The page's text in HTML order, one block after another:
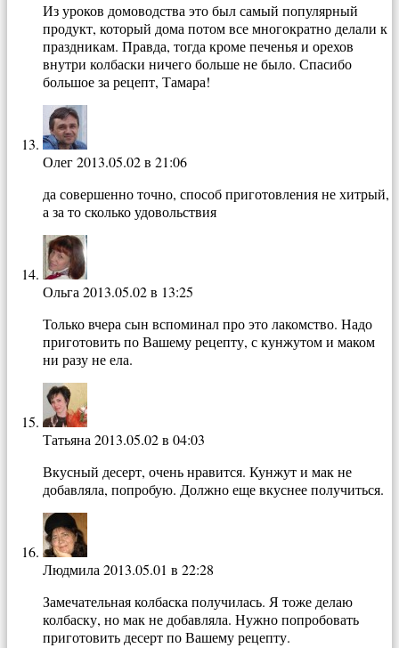
Из уроков домоводства это был самый популярный
продукт, который дома потом все многократно делали к
праздникам. Правда, тогда кроме печенья и орехов
внутри колбаски ничего больше не было. Спасибо
большое за рецепт, Тамара!
Олег2013.05.02 в 21:06
да совершенно точно, способ приготовления не хитрый,
а за то сколько удовольствия
Ольга 2013.05.02 в 13:25
Только вчера сын вспоминал про это лакомство. Надо
приготовить по Вашему рецепту, с кунжутом и маком
ни разу не ела.
Татьяна 2013.05.02 в 04:03
Вкусный десерт, очень нравится. Кунжут и мак не
добавляла, попробую. Должно еще вкуснее получиться.
Людмила 2013.05.01 в 22:28
Замечательная колбаска получилась. Я тоже делаю
колбаску, но мак не добавляла. Нужно попробовать
приготовить десерт по Вашему рецепту.